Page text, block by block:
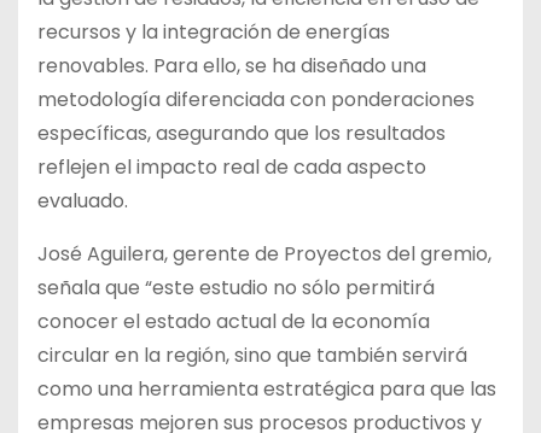
recursos y la integración de energías
renovables. Para ello, se ha diseñado una
metodología diferenciada con ponderaciones
específicas, asegurando que los resultados
reflejen el impacto real de cada aspecto
evaluado.
José Aguilera, gerente de Proyectos del gremio,
señala que “este estudio no sólo permitirá
conocer el estado actual de la economía
circular en la región, sino que también servirá
como una herramienta estratégica para que las
empresas mejoren sus procesos productivos y